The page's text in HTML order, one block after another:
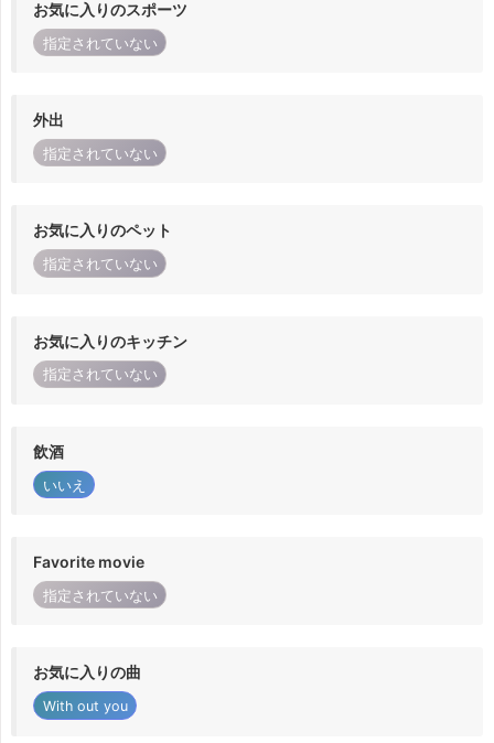
お気に入りのスポーツ
指定されていない
外出
指定されていない
お気に入りのペット
指定されていない
お気に入りのキッチン
指定されていない
飲酒
いいえ
Favorite movie
指定されていない
お気に入りの曲
With out you